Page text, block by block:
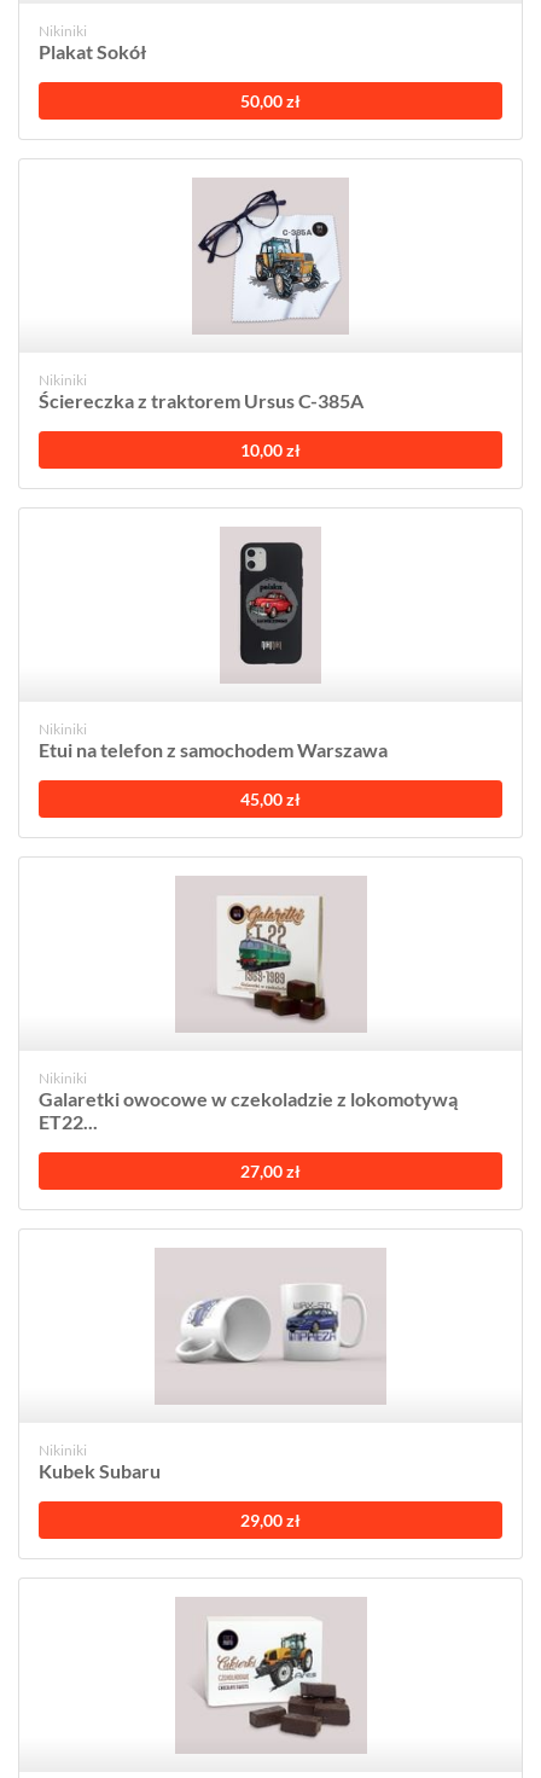
Nikiniki
Plakat Sokół
50,00 zł
Nikiniki
Ściereczka z traktorem Ursus C-385A
10,00 zł
Nikiniki
Etui na telefon z samochodem Warszawa
45,00 zł
Nikiniki
Galaretki owocowe w czekoladzie z lokomotywą
ET22...
27,00 zł
Nikiniki
Kubek Subaru
29,00 zł